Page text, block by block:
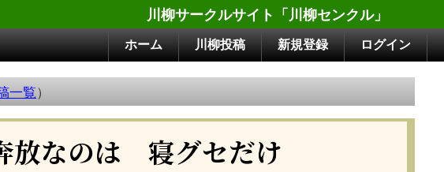
川柳サークルサイト「川柳センクル」
ホーム 川柳投稿 新規登録 ログイン
一覧）
放なのは 寝グセだけ